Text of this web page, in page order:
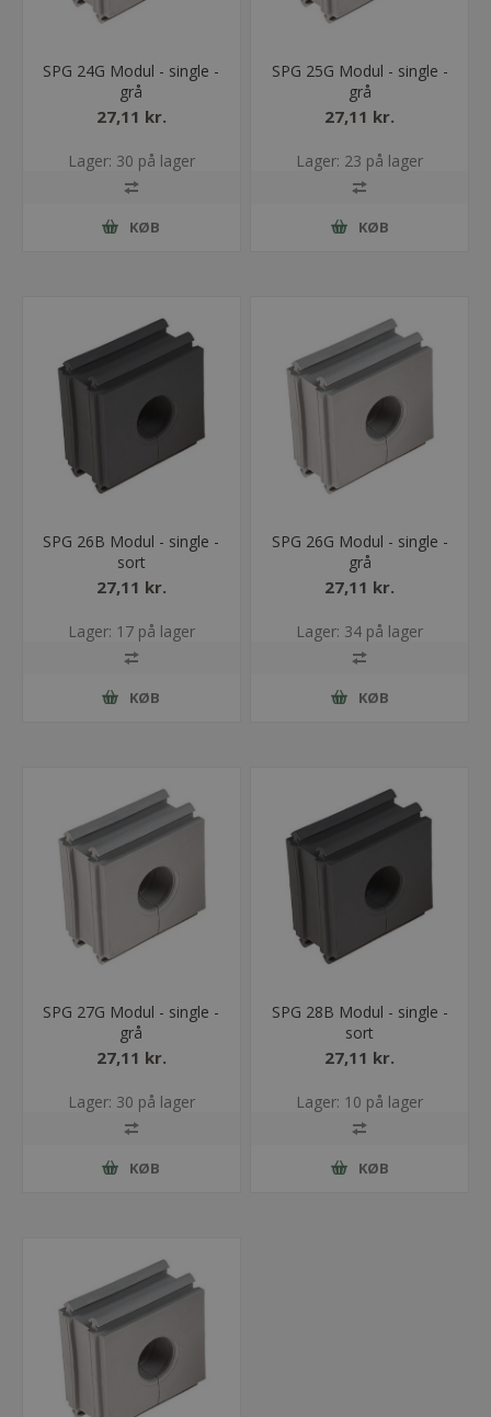
SPG 24G Modul - single -
grå
27,11 kr.
Lager: 30 på lager
KØB
SPG 25G Modul - single -
grå
27,11 kr.
Lager: 23 på lager
KØB
SPG 26B Modul - single -
sort
27,11 kr.
Lager: 17 på lager
KØB
SPG 26G Modul - single -
grå
27,11 kr.
Lager: 34 på lager
KØB
SPG 27G Modul - single -
grå
27,11 kr.
Lager: 30 på lager
KØB
SPG 28B Modul - single -
sort
27,11 kr.
Lager: 10 på lager
KØB